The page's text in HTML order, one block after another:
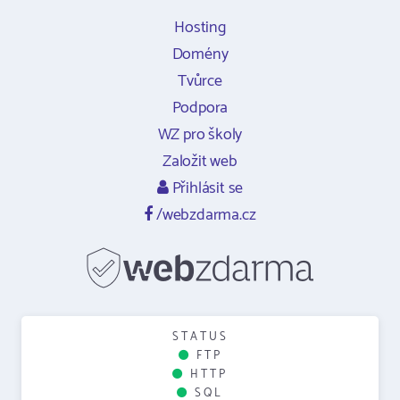
Hosting
Domény
Tvůrce
Podpora
WZ pro školy
Založit web
Přihlásit se
/webzdarma.cz
STATUS
FTP
HTTP
SQL